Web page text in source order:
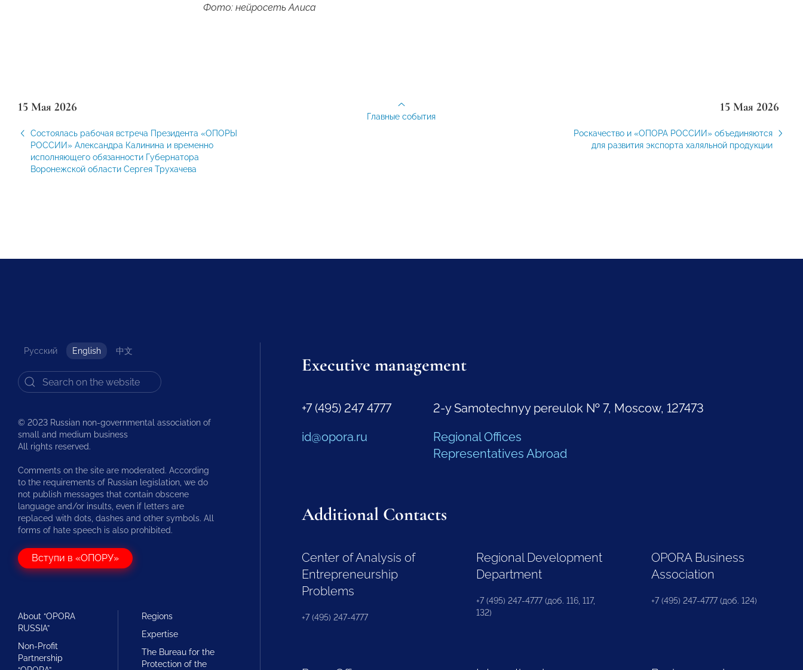
Фото: нейросеть Алиса
15 Мая 2026
Состоялась рабочая встреча Президента «ОПОРЫ
РОССИИ» Александра Калинина и временно
исполняющего обязанности Губернатора
Воронежской области Сергея Трухачева
15 Мая 2026
Роскачество и «ОПОРА РОССИИ» объединяются
для развития экспорта халяльной продукции
Главные события
Русский English 中文
© 2023 Russian non-governmental association of
small and medium business
All rights reserved.
Comments on the site are moderated. According
to the requirements of Russian legislation, we do
not publish messages that contain obscene
language and/or insults, even if letters are
replaced with dots, dashes and other symbols. All
forms of hate speech is also prohibited.
Вступи в «ОПОРУ»
About “OPORA
RUSSIA”
Non-Profit
Partnership
Regions
Expertise
The Bureau for the
Protection of the
Executive management
+7 (495) 247 4777
id@opora.ru
2-y Samotechnyy pereulok № 7, Moscow, 127473
Regional Offices
Representatives Abroad
Additional Contacts
Center of Analysis of
Entrepreneurship
Problems
+7 (495) 247-4777
Regional Development
Department
+7 (495) 247-4777 (доб. 116, 117,
132)
OPORA Business
Association
+7 (495) 247-4777 (доб. 124)